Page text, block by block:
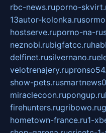
rbc-news.ruporno-
13autor-kolonka.ru
hostserve.ruporno-na-
neznobi.rubigfatcc.ru
delfinet.rusilvernano.ru
velotrenajery.ru
show-pets.ru
miraclecoon.rupongup.ru
firehunters.rugribowo.ru
hometown-france.ru1-